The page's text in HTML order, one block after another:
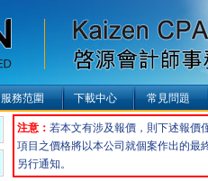
服務范圍 下載中心 常見問題
注意： 若本文有涉及報價，則下述報價
項目之價格將以本公司就個案作出的最
另行通知。